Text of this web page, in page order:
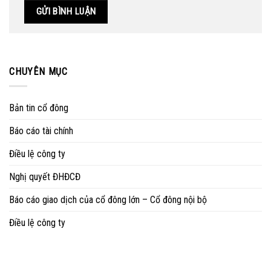
CHUYÊN MỤC
Bản tin cổ đông
Báo cáo tài chính
Điều lệ công ty
Nghị quyết ĐHĐCĐ
Báo cáo giao dịch của cổ đông lớn – Cổ đông nội bộ
Điều lệ công ty